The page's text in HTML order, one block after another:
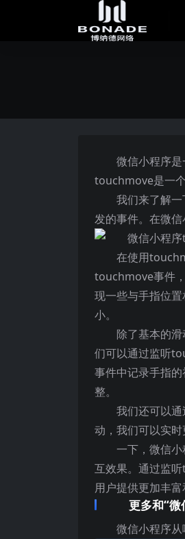
微信小程序
touchmove是一
我们来了解
发的事件。在微
在使用
touchmove事件
现一些与手指位
小。
除了基本的
们可以通过监听
事件中记录手指
整。
我们还可以
动，我们可以实时
一下，微信
互效果。通过监
用户提供更加丰富
更多和“
微信小程序